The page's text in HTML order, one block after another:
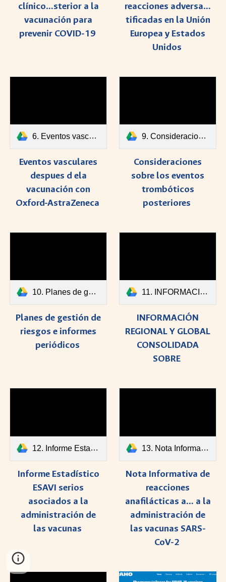
clínico…sterior a la
vacunación para
prevenir COVID-19
reacciones adversa…
tificadas en la Unión
Europea y Estados
Unidos
6. Eventos vasculares despues d ela vacunación con Oxford-AstraZeneca.pdf
Eventos vasculares
despues d ela
vacunación con
Oxford-AstraZeneca
9. Consideraciones sobre los eventos trombóticos posteriores.pdf
Consideraciones
sobre los eventos
trombóticos
posteriores
10. Planes de gestión de riesgos e informes periódicos.pdf
Planes de gestión de
riesgos e informes
periódicos
11. INFORMACIÓN REGIONAL Y GLOBAL CONSOLIDADA SOBRE.pdf
INFORMACIÓN
REGIONAL Y GLOBAL
CONSOLIDADA
SOBRE
12. Informe Estadístico ESAVI serios asociados a la administración de las vacunas.pdf
Informe Estadístico
ESAVI serios
asociados a la
administración de
las vacunas
13. Nota Informativa de reacciones anafilácticas asociadas a la administración de las vacunas SARS-CoV-2.pdf
Nota Informativa de
reacciones
anafilácticas a… a la
administración de
las vacunas SARS-
CoV-2